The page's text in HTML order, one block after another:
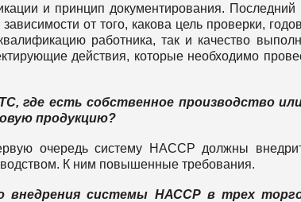
и принцип документирования. Последний
от того, какова цель проверки,
работника, так и качество
действия, которые необходимо
где есть собственное производство
продукцию?
очередь систему НАССР должны
К ним повышенные требования.
внедрения системы НАССР в трех